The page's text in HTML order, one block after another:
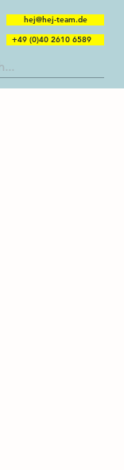
+49 (0)40 2610 6589
hej@hej-team.de